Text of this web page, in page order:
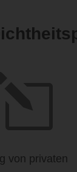
von privaten